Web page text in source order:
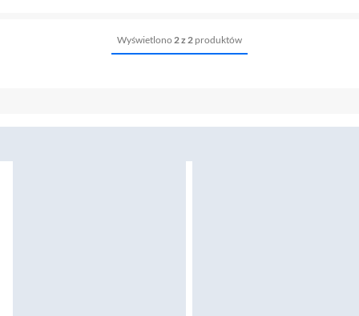
Wyświetlono 2 z 2 produktów